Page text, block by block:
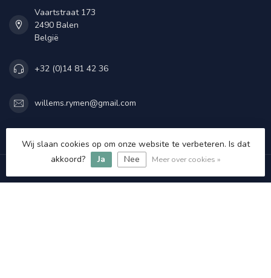
Vaartstraat 173
2490 Balen
België
+32 (0)14 81 42 36
willems.rymen@gmail.com
Openingstijden
Wij slaan cookies op om onze website te verbeteren. Is dat
akkoord?
Ja Nee Meer over cookies »